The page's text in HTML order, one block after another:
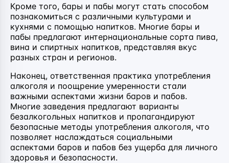
Кроме того, бары и пабы могут стать способом
познакомиться с различными культурами и
кухнями с помощью напитков. Многие бары и
пабы предлагают интернациональные сорта пива,
вина и спиртных напитков, представляя вкус
разных стран и регионов.
Наконец, ответственная практика употребления
алкоголя и поощрение умеренности стали
важными аспектами жизни баров и пабов.
Многие заведения предлагают варианты
безалкогольных напитков и пропагандируют
безопасные методы употребления алкоголя, что
позволяет наслаждаться социальными
аспектами баров и пабов без ущерба для личного
здоровья и безопасности.